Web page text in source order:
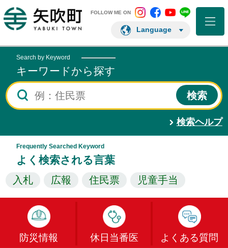
矢吹町ホームページ
FOLLOW ME ON 矢吹町 Instagram
矢吹町矢吹町矢吹町
Language
Search by Keyword
キーワードから探す
検索ヘルプ
Frequently Searched Keyword
よく検索される言葉
入札 広報 住民票 児童手当
防災情報 休日当番医 よくある質問